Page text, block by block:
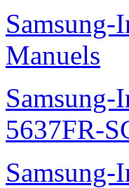
Manuels
5637FR-